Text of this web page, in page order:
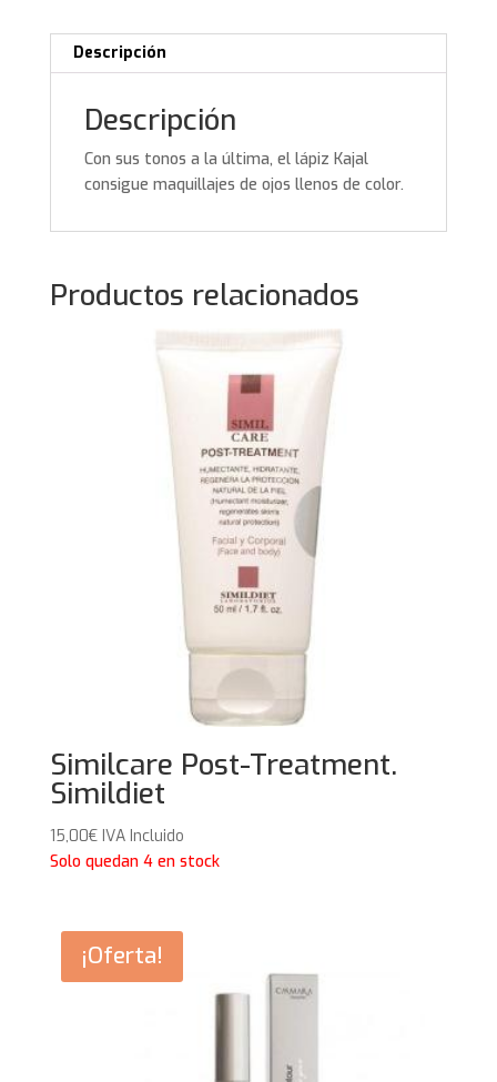
Descripción
Descripción
Con sus tonos a la última, el lápiz Kajal
consigue maquillajes de ojos llenos de color.
Productos relacionados
Similcare Post-Treatment.
Simildiet
15,00€ IVA Incluido
Solo quedan 4 en stock
¡Oferta!